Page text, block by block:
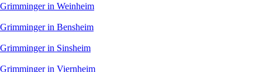
Grimminger in Weinheim
Grimminger in Bensheim
Grimminger in Sinsheim
Grimminger in Viernheim